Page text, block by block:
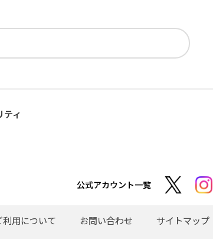
ティ
公式アカウント一覧
用について お問い合わせ サイトマップ